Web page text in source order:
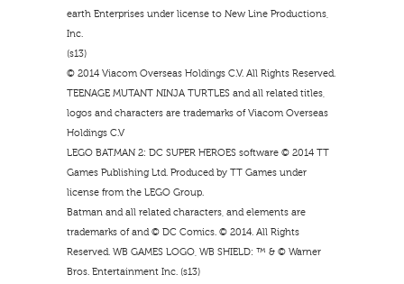
earth Enterprises under license to New Line Productions,
Inc.
(s13)
© 2014 Viacom Overseas Holdings C.V. All Rights Reserved.
TEENAGE MUTANT NINJA TURTLES and all related titles,
logos and characters are trademarks of Viacom Overseas
Holdings C.V
LEGO BATMAN 2: DC SUPER HEROES software © 2014 TT
Games Publishing Ltd. Produced by TT Games under
license from the LEGO Group.
Batman and all related characters, and elements are
trademarks of and © DC Comics. © 2014. All Rights
Reserved. WB GAMES LOGO, WB SHIELD: ™ & © Warner
Bros. Entertainment Inc. (s13)